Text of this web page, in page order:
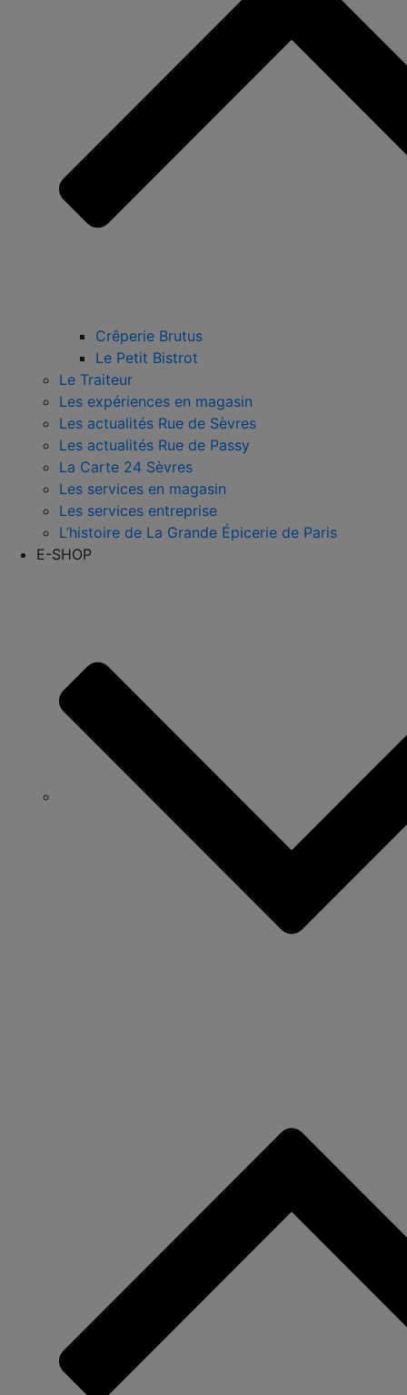
Crêperie Brutus
Le Petit Bistrot
Le Traiteur
Les expériences en magasin
Les actualités Rue de Sèvres
Les actualités Rue de Passy
La Carte 24 Sèvres
Les services en magasin
Les services entreprise
L’histoire de La Grande Épicerie de Paris
E-SHOP